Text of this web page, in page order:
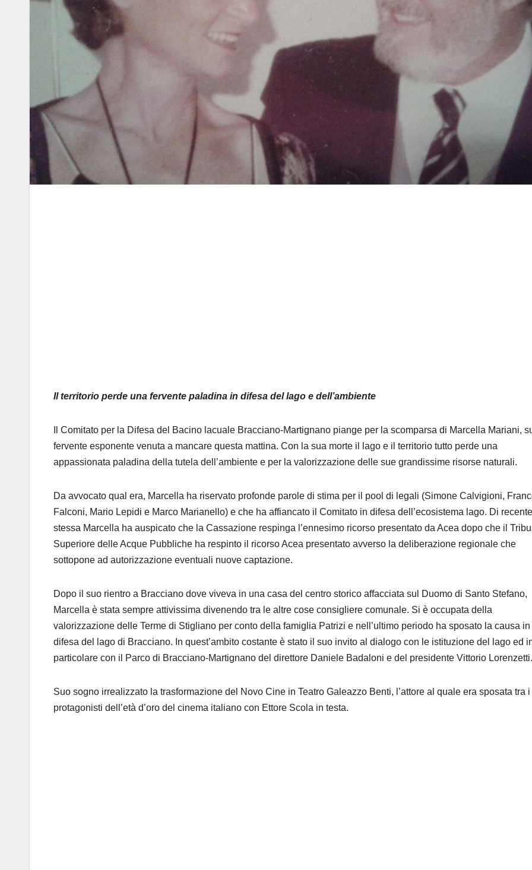
Il territorio perde una fervente paladina in difesa del lago e dell’ambiente
Il Comitato per la Difesa del Bacino lacuale Bracciano-Martignano piange per la scomparsa di Marcella Mariani,
fervente esponente venuta a mancare questa mattina. Con la sua morte il lago e il territorio tutto perde una
appassionata paladina della tutela dell’ambiente e per la valorizzazione delle sue grandissime risorse naturali.
Da avvocato qual era, Marcella ha riservato profonde parole di stima per il pool di legali (Simone Calvigioni,
Falconi, Mario Lepidi e Marco Marianello) e che ha affiancato il Comitato in difesa dell’ecosistema lago. Di
stessa Marcella ha auspicato che la Cassazione respinga l’ennesimo ricorso presentato da Acea dopo che il
Superiore delle Acque Pubbliche ha respinto il ricorso Acea presentato avverso la deliberazione regionale che
sottopone ad autorizzazione eventuali nuove captazione.
Dopo il suo rientro a Bracciano dove viveva in una casa del centro storico affacciata sul Duomo di Santo Stefano,
Marcella è stata sempre attivissima divenendo tra le altre cose consigliere comunale. Si è occupata della
valorizzazione delle Terme di Stigliano per conto della famiglia Patrizi e nell’ultimo periodo ha sposato la causa in
difesa del lago di Bracciano. In quest’ambito costante è stato il suo invito al dialogo con le istituzione del lago ed
particolare con il Parco di Bracciano-Martignano del direttore Daniele Badaloni e del presidente Vittorio Lorenzetti.
Suo sogno irrealizzato la trasformazione del Novo Cine in Teatro Galeazzo Benti, l’attore al quale era sposata tra i
protagonisti dell’età d’oro del cinema italiano con Ettore Scola in testa.